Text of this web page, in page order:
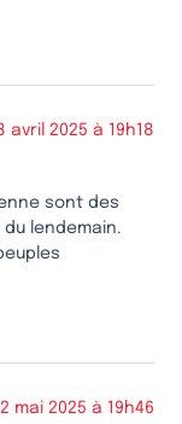
avril 2025 à 19h18
sont des
lendemain.
2 mai 2025 à 19h46